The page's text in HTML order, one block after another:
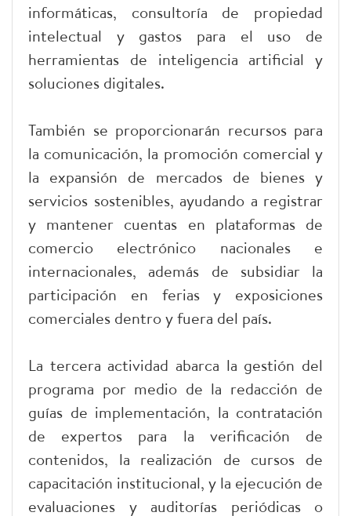
informáticas, consultoría de propiedad
intelectual y gastos para el uso de
herramientas de inteligencia artificial y
soluciones digitales.
También se proporcionarán recursos para
la comunicación, la promoción comercial y
la expansión de mercados de bienes y
servicios sostenibles, ayudando a registrar
y mantener cuentas en plataformas de
comercio electrónico nacionales e
internacionales, además de subsidiar la
participación en ferias y exposiciones
comerciales dentro y fuera del país.
La tercera actividad abarca la gestión del
programa por medio de la redacción de
guías de implementación, la contratación
de expertos para la verificación de
contenidos, la realización de cursos de
capacitación institucional, y la ejecución de
evaluaciones y auditorías periódicas o